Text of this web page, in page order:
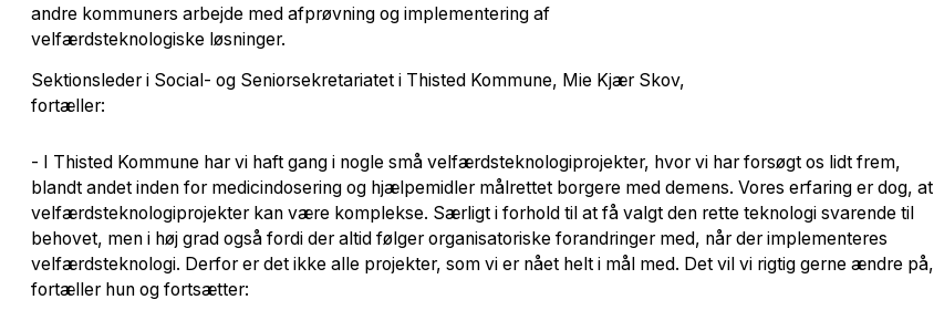
andre kommuners arbejde med afprøvning og implementering af
velfærdsteknologiske løsninger.
Sektionsleder i Social- og Seniorsekretariatet i Thisted Kommune, Mie Kjær Skov,
fortæller:
- I Thisted Kommune har vi haft gang i nogle små velfærdsteknologiprojekter, hvor vi har forsøgt os lidt frem,
blandt andet inden for medicindosering og hjælpemidler målrettet borgere med demens. Vores erfaring er dog, at
velfærdsteknologiprojekter kan være komplekse. Særligt i forhold til at få valgt den rette teknologi svarende til
behovet, men i høj grad også fordi der altid følger organisatoriske forandringer med, når der implementeres
velfærdsteknologi. Derfor er det ikke alle projekter, som vi er nået helt i mål med. Det vil vi rigtig gerne ændre på,
fortæller hun og fortsætter: